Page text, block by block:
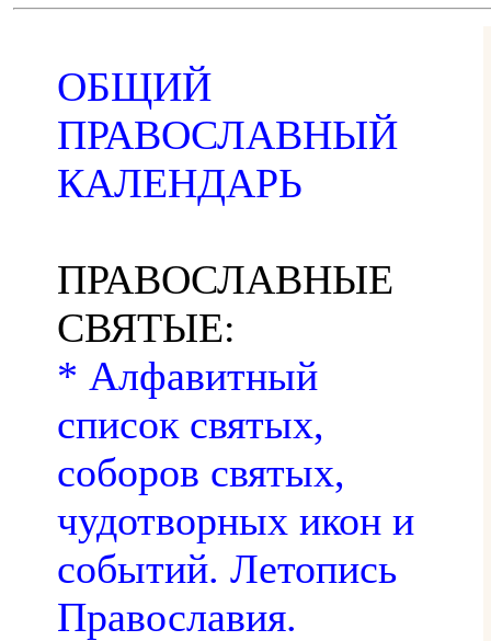
ОБЩИЙ
ПРАВОСЛАВНЫЙ
КАЛЕНДАРЬ
ПРАВОСЛАВНЫЕ
СВЯТЫЕ:
* Алфавитный
список святых,
соборов святых,
чудотворных икон и
событий. Летопись
Православия.